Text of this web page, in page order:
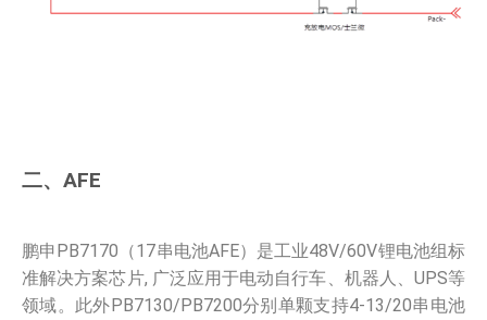
二、AFE
鹏申PB7170（17串电池AFE）是工业48V/60V锂电池组标
准解决方案芯片, 广泛应用于电动自行车、机器人、UPS等
领域。此外PB7130/PB7200分别单颗支持4-13/20串电池